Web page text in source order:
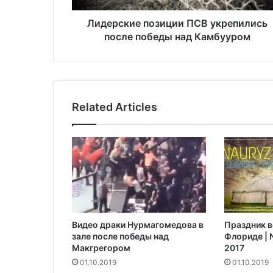
е
и
П
С
В
у
к
р
е
л
и
с
ь
Лидерские позиции ПСВ укрепились
после победы над Камбууром
Related Articles
Видео драки Нурмагомедова в
зале после победы над
Макгрегором‍
01.10.2019
Праздник
Флориде |
2017
01.10.2019